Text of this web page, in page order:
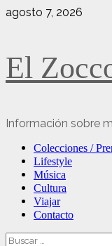
Saltar
agosto 7, 2026
El
Información sobre
Menú
principal
Colecciones /
Lifestyle
Música
Cultura
Viajar
Contacto
Buscar: